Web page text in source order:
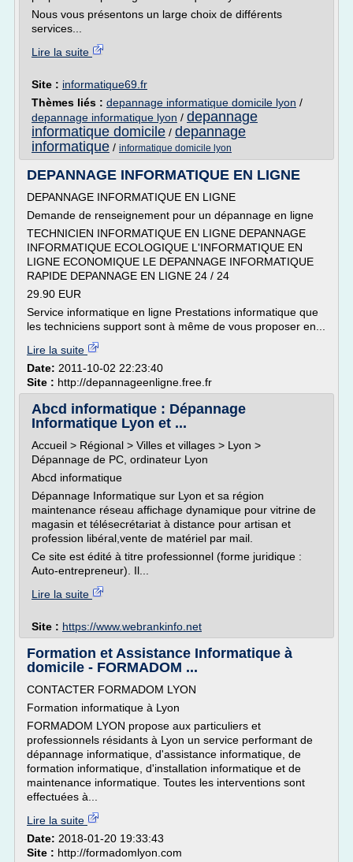
Nous vous présentons un large choix de différents
services...
Lire la suite
Site : informatique69.fr
Thèmes liés : depannage informatique domicile lyon /
depannage informatique lyon / depannage
informatique domicile / depannage
informatique / informatique domicile lyon
DEPANNAGE INFORMATIQUE EN LIGNE
DEPANNAGE INFORMATIQUE EN LIGNE
Demande de renseignement pour un dépannage en ligne
TECHNICIEN INFORMATIQUE EN LIGNE DEPANNAGE
INFORMATIQUE ECOLOGIQUE L'INFORMATIQUE EN
LIGNE ECONOMIQUE LE DEPANNAGE INFORMATIQUE
RAPIDE DEPANNAGE EN LIGNE 24 / 24
29.90 EUR
Service informatique en ligne Prestations informatique que
les techniciens support sont à même de vous proposer en...
Lire la suite
Date: 2011-10-02 22:23:40
Site : http://depannageenligne.free.fr
Abcd informatique : Dépannage
Informatique Lyon et ...
Accueil > Régional > Villes et villages > Lyon >
Dépannage de PC, ordinateur Lyon
Abcd informatique
Dépannage Informatique sur Lyon et sa région
maintenance réseau affichage dynamique pour vitrine de
magasin et télésecrétariat à distance pour artisan et
profession libéral,vente de matériel par mail.
Ce site est édité à titre professionnel (forme juridique :
Auto-entrepreneur). Il...
Lire la suite
Site : https://www.webrankinfo.net
Formation et Assistance Informatique à
domicile - FORMADOM ...
CONTACTER FORMADOM LYON
Formation informatique à Lyon
FORMADOM LYON propose aux particuliers et
professionnels résidants à Lyon un service performant de
dépannage informatique, d'assistance informatique, de
formation informatique, d'installation informatique et de
maintenance informatique. Toutes les interventions sont
effectuées à...
Lire la suite
Date: 2018-01-20 19:33:43
Site : http://formadomlyon.com